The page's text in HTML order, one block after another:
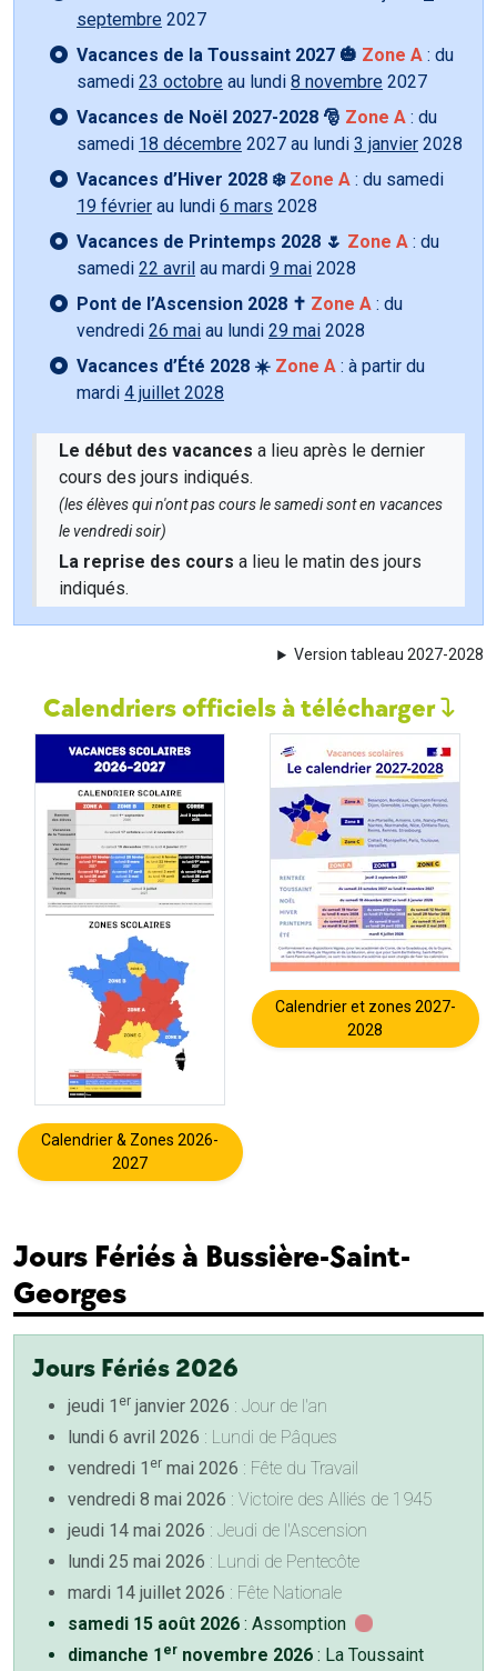
septembre 2027
Vacances de la Toussaint 2027 🎃 Zone A : du
samedi 23 octobre au lundi 8 novembre 2027
Vacances de Noël 2027-2028 🎅 Zone A : du
samedi 18 décembre 2027 au lundi 3 janvier 2028
Vacances d’Hiver 2028 ❄️ Zone A : du samedi
19 février au lundi 6 mars 2028
Vacances de Printemps 2028 🌷 Zone A : du
samedi 22 avril au mardi 9 mai 2028
Pont de l’Ascension 2028 ✝️ Zone A : du
vendredi 26 mai au lundi 29 mai 2028
Vacances d’Été 2028 ☀️ Zone A : à partir du
mardi 4 juillet 2028
Le début des vacances a lieu après le dernier
cours des jours indiqués.
(les élèves qui n'ont pas cours le samedi sont en vacances
le vendredi soir)
La reprise des cours a lieu le matin des jours
indiqués.
Version tableau 2027-2028
Calendriers officiels à télécharger
Calendrier & Zones 2026-
2027
Calendrier et zones 2027-
2028
Jours Fériés à Bussière-Saint-
Georges
Jours Fériés 2026
jeudi 1 er janvier 2026 : Jour de l'an
lundi 6 avril 2026 : Lundi de Pâques
vendredi 1 er mai 2026 : Fête du Travail
vendredi 8 mai 2026 : Victoire des Alliés de 1945
jeudi 14 mai 2026 : Jeudi de l'Ascension
lundi 25 mai 2026 : Lundi de Pentecôte
mardi 14 juillet 2026 : Fête Nationale
samedi 15 août 2026 : Assomption
dimanche 1 er novembre 2026 : La Toussaint